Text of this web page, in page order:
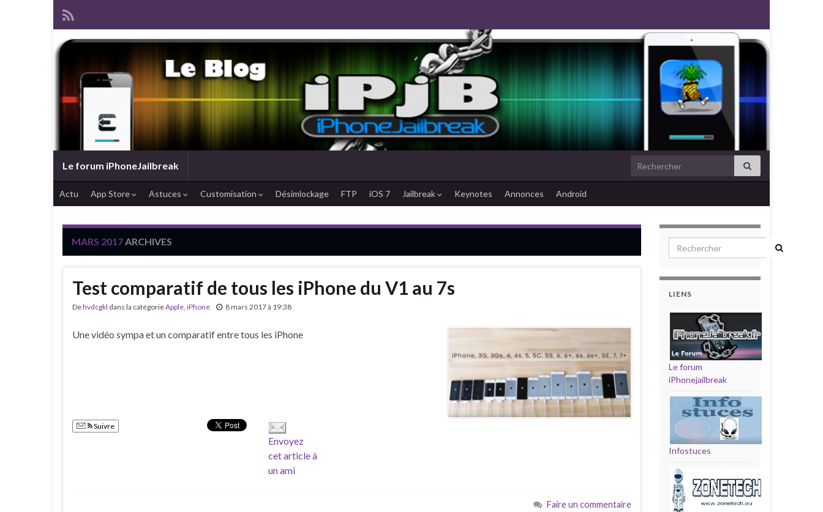
Le forum iPhoneJailbreak Search for:
Actu App Store Astuces Customisation Désimlockage FTP iOS 7 Jailbreak Keynotes Annonces Android
MARS 2017ARCHIVES
Test comparatif de tous les iPhone du V1 au 7s
Dehvdcgkl dans la catégorieApple, iPhone 8 mars 2017 à 19:38
Une vidéo sympa et un comparatif entre tous les iPhone
Suivre
Envoyez
cet article à
un ami
Faire un commentaire
Search for:
LIENS
Le forum
iPhonejailbreak
Infostuces